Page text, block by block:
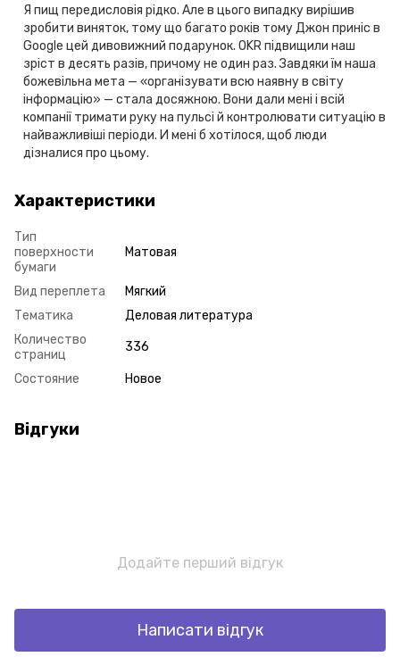
Я пищ передисловія рідко. Але в цього випадку вирішив
зробити виняток, тому що багато років тому Джон приніс в
Google цей дивовижний подарунок. OKR підвищили наш
зріст в десять разів, причому не один раз. Завдяки їм наша
божевільна мета — «організувати всю наявну в світу
інформацію» — стала досяжною. Вони дали мені і всій
компанії тримати руку на пульсі й контролювати ситуацію в
найважливіші періоди. И мені б хотілося, щоб люди
дізналися про цьому.
Характеристики
Тип
поверхности
бумаги
Матовая
Вид переплета
Мягкий
Тематика
Деловая литература
Количество
страниц
336
Состояние Новое
Відгуки
Додайте перший відгук
Написати відгук